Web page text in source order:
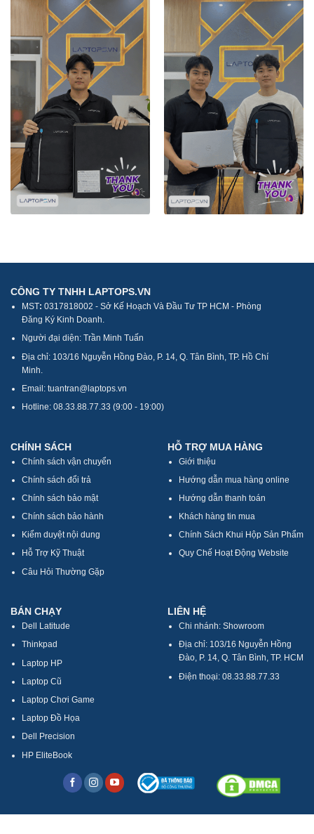
CÔNG TY TNHH LAPTOPS.VN
MST: 0317818002 - Sở Kế Hoạch Và Đầu Tư TP HCM - Phòng
Đăng Ký Kinh Doanh.
Người đại diện: Trần Minh Tuấn
Địa chỉ: 103/16 Nguyễn Hồng Đào, P. 14, Q. Tân Bình, TP. Hồ Chí
Minh.
Email: tuantran@laptops.vn
Hotline: 08.33.88.77.33 (9:00 - 19:00)
CHÍNH SÁCH
Chính sách vận chuyển
Chính sách đổi trả
Chính sách bảo mật
Chính sách bảo hành
Kiểm duyệt nội dung
Hỗ Trợ Kỹ Thuật
Câu Hỏi Thường Gặp
HỖ TRỢ MUA HÀNG
Giới thiệu
Hướng dẫn mua hàng online
Hướng dẫn thanh toán
Khách hàng tin mua
Chính Sách Khui Hộp Sản Phẩm
Quy Chế Hoạt Động Website
BÁN CHẠY
Dell Latitude
Thinkpad
Laptop HP
Laptop Cũ
Laptop Chơi Game
Laptop Đồ Họa
Dell Precision
HP EliteBook
LIÊN HỆ
Chi nhánh: Showroom
Địa chỉ: 103/16 Nguyễn Hồng
Đào, P. 14, Q. Tân Bình, TP. HCM
Điện thoại: 08.33.88.77.33